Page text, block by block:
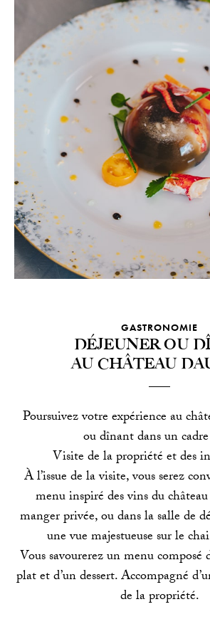
GASTRONOMIE
Déjeuner ou
au Château
Poursuivez votre expérience au
ou dînant dans un cadre
Visite de la propriété et des
À l’issue de la visite, vous serez
menu inspiré des vins du
manger privée, ou dans la salle de
une vue majestueuse sur le
Vous savourerez un menu composé
plat et d’un dessert. Accompagné
de la propriété.